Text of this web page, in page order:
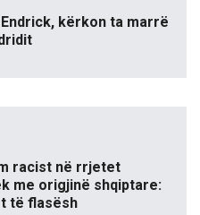
kërkon ta marrë
racist në rrjetet
me origjinë shqiptare:
të flasësh